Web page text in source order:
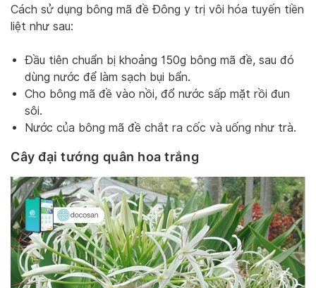
Cách sử dụng bông mã đề Đông y trị vôi hóa tuyến tiền
liệt như sau:
Đầu tiên chuẩn bị khoảng 150g bông mã đề, sau đó
dùng nước để làm sạch bụi bẩn.
Cho bông mã đề vào nồi, đổ nước sấp mặt rồi đun
sôi.
Nước của bông mã đề chắt ra cốc và uống như trà.
Cây đại tướng quân hoa trắng